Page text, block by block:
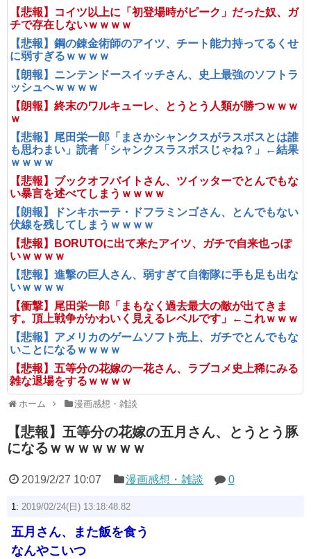
【悲報】コイツ以上に「初登場時がピーク」だった奴、ガ
チで存在しないｗｗｗｗ
【悲報】鋼の錬金術師のアイツ、チート能力持ってるくせ
に弱すぎるｗｗｗｗ
【朗報】ニンテンドースイッチさん、史上最強のソフトラ
ッシュへｗｗｗｗ
【朗報】終末のワルキューレ、とうとう人類が勝つｗｗｗ
ｗ
【悲報】尾田栄一郎「まさかシャンクスがラスボスとは誰
も思わまい」読者「シャンクスラスボスじゃね？」←結果
ｗｗｗｗ
【悲報】ブックオフバイトさん、ツイッターでとんでもな
い暴言を述べてしまうｗｗｗｗ
【朗報】ドンキホーテ・ドフラミンゴさん、とんでもない
伏線を残してしまうｗｗｗｗ
【悲報】BORUTOに出て来たアイツ、ガチで自来也っぽ
いｗｗｗｗ
【悲報】進撃の巨人さん、弱すぎて自衛隊に手も足も出な
いｗｗｗｗ
【衝撃】尾田栄一郎「まもなく過去最大の敵が出てきま
す。頂上戦争がかわいく見えるレベルです」←これｗｗｗ
【悲報】アメリカのゲームソフト売上、ガチでとんでもな
いことになるｗｗｗｗ
【悲報】五等分の花嫁の一花さん、ラブコメ史上稀にみる
雑な退場をするｗｗｗｗ
ホーム 漫画感想・雑談
【悲報】五等分の花嫁の五月さん、とうとう豚
になるｗｗｗｗｗｗｗ
2019/2/27 10:07 漫画感想・雑談 0
1: 2019/02/24(日) 13:18:48.82
五月さん、また飯を食う
なんやこいつ